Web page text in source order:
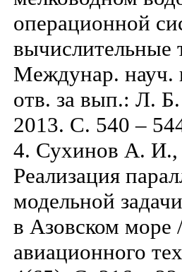
операционной
вычислительные
Междунар. науч.
отв. за вып.: Л.
2013. С. 540 –
4. Сухинов А.
Реализация
модельной
в Азовском море
авиационного